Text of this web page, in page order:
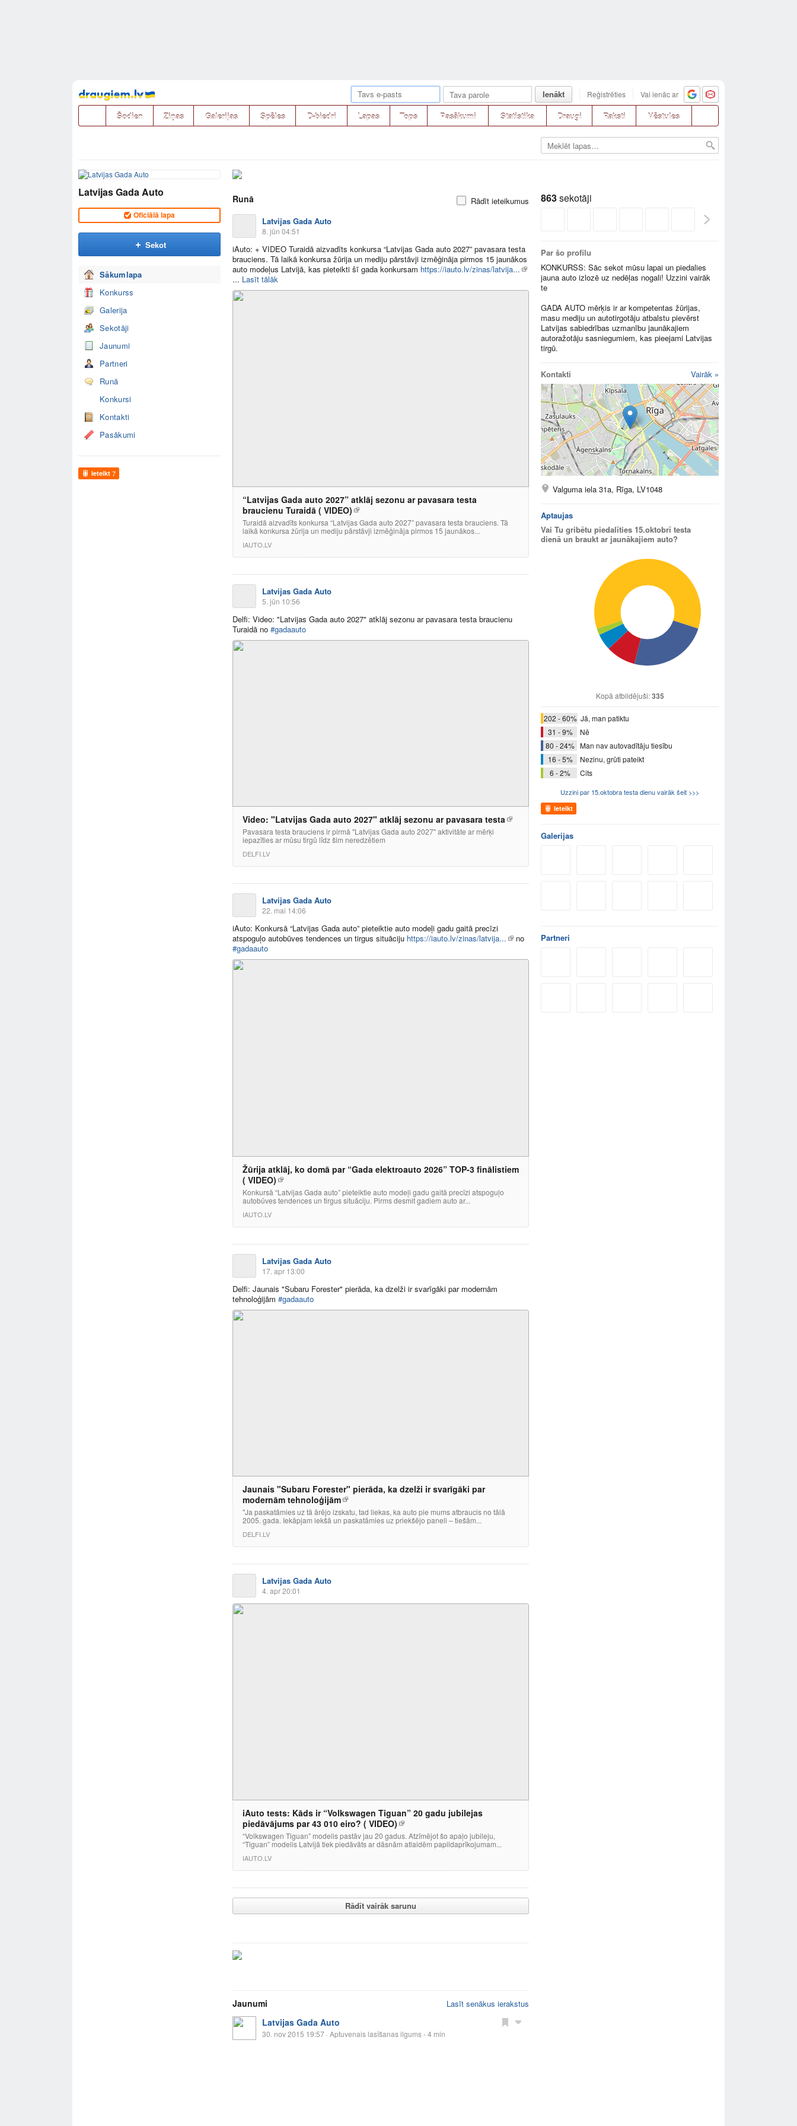
Pāriet
uz
saturu
Ienākt Reģistrēties Vai ienāc ar
Šodien Ziņas Galerijas Spēles D-biedri Lapas Tops Pasākumi Statistika Draugi Raksti Vēstules
Latvijas Gada Auto
Oficiālā lapa
Sekot
Sākumlapa
Konkurss
Galerija
Sekotāji
Jaunumi
Partneri
Runā
Konkursi
Kontakti
Pasākumi
Ieteikt 7
Runā
Rādīt ieteikumus
Latvijas Gada Auto
8. jūn 04:51
iAuto: + VIDEO Turaidā aizvadīts konkursa “Latvijas Gada auto 2027” pavasara testa
brauciens. Tā laikā konkursa žūrija un mediju pārstāvji izmēģināja pirmos 15 jaunākos
auto modeļus Latvijā, kas pieteikti šī gada konkursam https://iauto.lv/zinas/latvija...
... Lasīt tālāk
“Latvijas Gada auto 2027” atklāj sezonu ar pavasara testa
braucienu Turaidā ( VIDEO)
Turaidā aizvadīts konkursa “Latvijas Gada auto 2027” pavasara testa brauciens. Tā
laikā konkursa žūrija un mediju pārstāvji izmēģināja pirmos 15 jaunākos...
IAUTO.LV
Latvijas Gada Auto
5. jūn 10:56
Delfi: Video: "Latvijas Gada auto 2027" atklāj sezonu ar pavasara testa braucienu
Turaidā no #gadaauto
Video: "Latvijas Gada auto 2027" atklāj sezonu ar pavasara testa
Pavasara testa brauciens ir pirmā "Latvijas Gada auto 2027" aktivitāte ar mērķi
iepazīties ar mūsu tirgū līdz šim neredzētiem
DELFI.LV
Latvijas Gada Auto
22. mai 14:06
iAuto: Konkursā “Latvijas Gada auto” pieteiktie auto modeļi gadu gaitā precīzi
atspoguļo autobūves tendences un tirgus situāciju https://iauto.lv/zinas/latvija...
no
#gadaauto
Žūrija atklāj, ko domā par “Gada elektroauto 2026” TOP-3 finālistiem
( VIDEO)
Konkursā “Latvijas Gada auto” pieteiktie auto modeļi gadu gaitā precīzi atspoguļo
autobūves tendences un tirgus situāciju. Pirms desmit gadiem auto ar...
IAUTO.LV
Latvijas Gada Auto
17. apr 13:00
Delfi: Jaunais "Subaru Forester" pierāda, ka dzelži ir svarīgāki par modernām
tehnoloģijām #gadaauto
Jaunais "Subaru Forester" pierāda, ka dzelži ir svarīgāki par
modernām tehnoloģijām
"Ja paskatāmies uz tā ārējo izskatu, tad liekas, ka auto pie mums atbraucis no tālā
2005. gada. Iekāpjam iekšā un paskatāmies uz priekšējo paneli – tiešām...
DELFI.LV
Latvijas Gada Auto
4. apr 20:01
iAuto tests: Kāds ir “Volkswagen Tiguan” 20 gadu jubilejas
piedāvājums par 43 010 eiro? ( VIDEO)
“Volkswagen Tiguan” modelis pastāv jau 20 gadus. Atzīmējot šo apaļo jubileju,
“Tiguan” modelis Latvijā tiek piedāvāts ar dāsnām atlaidēm papildaprīkojumam...
IAUTO.LV
Rādīt vairāk sarunu
Jaunumi Lasīt senākus ierakstus
Latvijas Gada Auto
30. nov 2015 19:57 · Aptuvenais lasīšanas ilgums - 4 min
863sekotāji
Par šo profilu
KONKURSS: Sāc sekot mūsu lapai un piedalies
jauna auto izlozē uz nedēļas nogali! Uzzini vairāk
te
GADA AUTO mērķis ir ar kompetentas žūrijas,
masu mediju un autotirgotāju atbalstu pievērst
Latvijas sabiedrības uzmanību jaunākajiem
autoražotāju sasniegumiem, kas pieejami Latvijas
tirgū.
Kontakti Vairāk »
Valguma iela 31a, Rīga, LV1048
Aptaujas
Vai Tu gribētu piedalīties 15.oktobrī testa
dienā un braukt ar jaunākajiem auto?
Kopā atbildējuši:335
202 - 60% Jā, man patiktu
31 - 9%
Nē
80 - 24% Man nav autovadītāju tiesību
16 - 5%
Nezinu, grūti pateikt
6 - 2%
Cits
Uzzini par 15.oktobra testa dienu vairāk šeit >>>
Ieteikt
Galerijas
Partneri